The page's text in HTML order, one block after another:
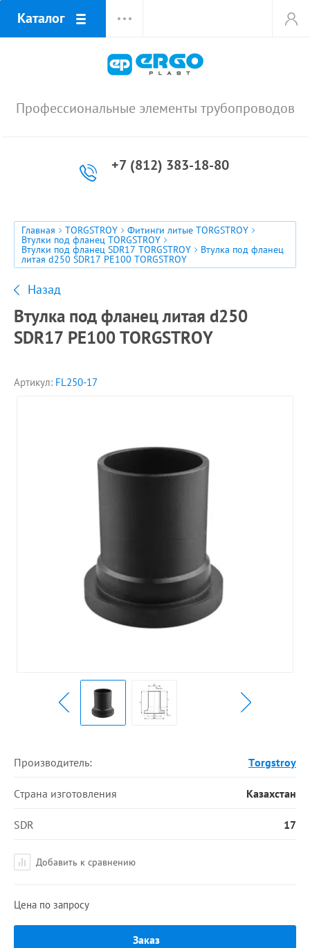
Каталог
Профессиональные элементы трубопроводов
+7 (812) 383-18-80
Главная TORGSTROY Фитинги литые TORGSTROY
Втулки под фланец TORGSTROY
Втулки под фланец SDR17 TORGSTROY Втулка под фланец
литая d250 SDR17 PE100 TORGSTROY
Назад
Втулка под фланец литая d250
SDR17 PE100 TORGSTROY
Артикул: FL250-17
Производитель: Torgstroy
Страна изготовления Казахстан
SDR 17
Добавить к сравнению
Цена по запросу
Заказ